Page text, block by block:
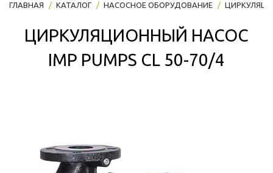
ГЛАВНАЯ КАТАЛОГ НАСОСНОЕ ОБОРУДОВАНИЕ
ЦИРКУЛЯЦИОННЫЙ НАСОС
IMP PUMPS CL 50-70/4